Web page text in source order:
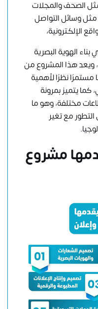
مثل الصحف والمجلات
مثل وسائل التواصل
الإلكترونية،
الهوية البصرية
ويعد هذا المشروع من
مستمرًا نظرًا لأهمية
يتميز بمرونة
مختلفة، وهو ما
مع تغير
مشروع